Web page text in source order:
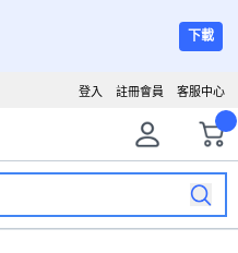
下載
客服中心
註冊會員
登入